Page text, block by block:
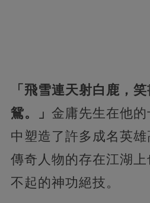
「飛雪連天射白鹿，
鴛。」 金庸先生在他
中塑造了許多成名英
傳奇人物的存在江湖
不起的神功絕技。